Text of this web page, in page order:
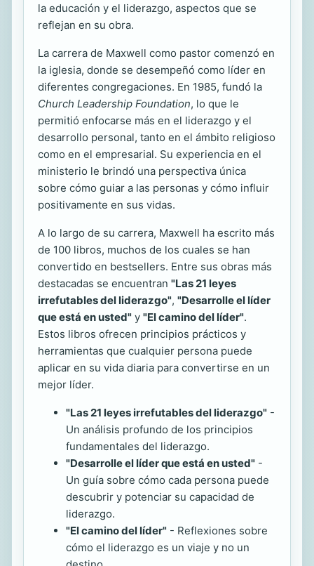
la educación y el liderazgo, aspectos que se
reflejan en su obra.
La carrera de Maxwell como pastor comenzó en
la iglesia, donde se desempeñó como líder en
diferentes congregaciones. En 1985, fundó la
Church Leadership Foundation, lo que le
permitió enfocarse más en el liderazgo y el
desarrollo personal, tanto en el ámbito religioso
como en el empresarial. Su experiencia en el
ministerio le brindó una perspectiva única
sobre cómo guiar a las personas y cómo influir
positivamente en sus vidas.
A lo largo de su carrera, Maxwell ha escrito más
de 100 libros, muchos de los cuales se han
convertido en bestsellers. Entre sus obras más
destacadas se encuentran "Las 21 leyes
irrefutables del liderazgo", "Desarrolle el líder
que está en usted" y "El camino del líder".
Estos libros ofrecen principios prácticos y
herramientas que cualquier persona puede
aplicar en su vida diaria para convertirse en un
mejor líder.
"Las 21 leyes irrefutables del liderazgo" -
Un análisis profundo de los principios
fundamentales del liderazgo.
"Desarrolle el líder que está en usted" -
Un guía sobre cómo cada persona puede
descubrir y potenciar su capacidad de
liderazgo.
"El camino del líder" - Reflexiones sobre
cómo el liderazgo es un viaje y no un